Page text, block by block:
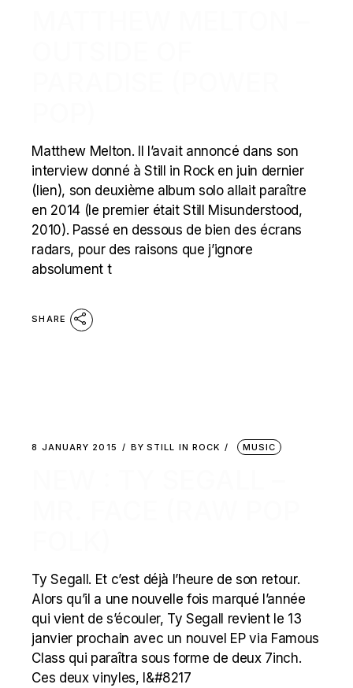
Matthew Melton. Il l’avait annoncé dans son
interview donné à Still in Rock en juin dernier
(lien), son deuxième album solo allait paraître
en 2014 (le premier était Still Misunderstood,
2010). Passé en dessous de bien des écrans
radars, pour des raisons que j’ignore
absolument t
SHARE
8 JANUARY 2015 BY STILL IN ROCK MUSIC
Ty Segall. Et c’est déjà l’heure de son retour.
Alors qu’il a une nouvelle fois marqué l’année
qui vient de s’écouler, Ty Segall revient le 13
janvier prochain avec un nouvel EP via Famous
Class qui paraîtra sous forme de deux 7inch.
Ces deux vinyles, l&#8217